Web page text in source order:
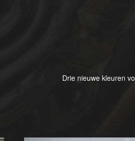
Drie nieuwe kleuren